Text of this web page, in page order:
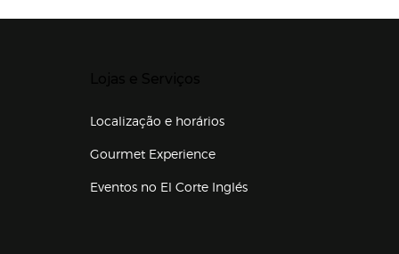
Localização e horários
Gourmet Experience
Eventos no El Corte Inglés